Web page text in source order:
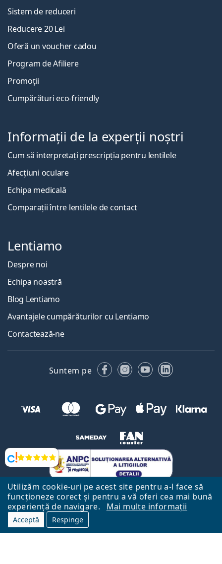
Utilizăm cookie-uri pe acest site pentru a-l face să
funcționeze corect și pentru a vă oferi cea mai bună
experiență de navigare.
Mai multe informații
Acceptă Respinge
Opinii
Sistem de reduceri
Reducere 20 Lei
Oferă un voucher cadou
Program de Afiliere
Promoții
Cumpărături eco-friendly
Informații de la experții noștri
Cum să interpretați prescripția pentru lentilele
Afecțiuni oculare
Echipa medicală
Comparații între lentilele de contact
Lentiamo
Despre noi
Echipa noastră
Blog Lentiamo
Avantajele cumpărăturilor cu Lentiamo
Contactează-ne
Suntem pe FacebookInstagram
YouTubeLinkedIn
Către Pagina Principală
Mai sus